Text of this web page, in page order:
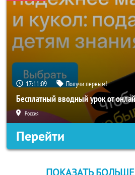
17:11:08 Получи первым!
Бесплатный вводный урок от
Россия
Перейти
ПОКАЗАТЬ